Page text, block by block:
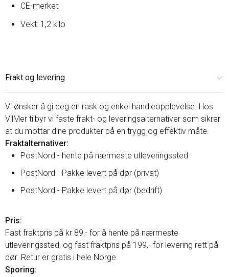
CE-merket
Vekt: 1,2 kilo
Frakt og levering
Vi ønsker å gi deg en rask og enkel handleopplevelse. Hos
VilMer tilbyr vi faste frakt- og leveringsalternativer som sikrer
at du mottar dine produkter på en trygg og effektiv måte.
Fraktalternativer:
PostNord - hente på nærmeste utleveringssted
PostNord - Pakke levert på dør (privat)
PostNord - Pakke levert på dør (bedrift)
Pris:
Fast fraktpris på kr 89,- for å hente på nærmeste
utleveringssted, og fast fraktpris på 199,- for levering rett på
dør. Retur er gratis i hele Norge.
Sporing: